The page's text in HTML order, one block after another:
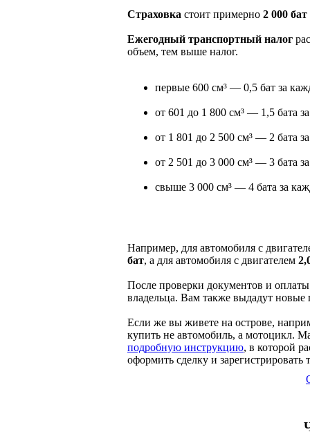
Страховка стоит примерно 2 000 бат
Ежегодный транспортный налог
объем, тем выше налог.
первые 600 см³ — 0,5 бат за
от 601 до 1 800 см³ — 1,5 бата
от 1 801 до 2 500 см³ — 2 бата
от 2 501 до 3 000 см³ — 3 бата
свыше 3 000 см³ — 4 бата за
Например, для автомобиля с
бат, а для автомобиля с двигателем
После проверки документов и оплаты
владельца. Вам также выдадут новые
Если же вы живете на острове,
купить не автомобиль, а мотоцикл.
подробную инструкцию, в которой
оформить сделку и зарегистрировать